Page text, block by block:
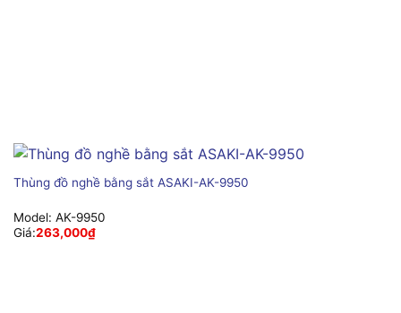
Thùng đồ nghề bằng sắt ASAKI-AK-9950
Model: AK-9950
Giá:263,000₫